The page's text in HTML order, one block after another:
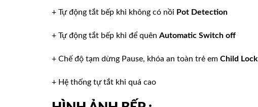
+ Tự động tắt bếp khi không có nồi Pot Detection
+ Tự động tắt bếp khi để quên Automatic Switch off
+ Chế độ tạm dừng Pause, khóa an toàn trẻ em Child Lock
+ Hệ thống tự tắt khi quá cao